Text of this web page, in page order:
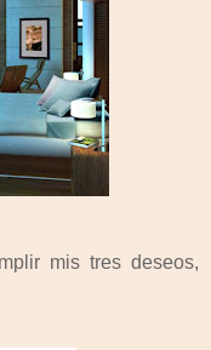
mis tres deseos,